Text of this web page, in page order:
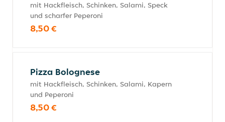
mit Hackfleisch, Schinken, Salami, Speck
und scharfer Peperoni
8,50 €
Pizza Bolognese
mit Hackfleisch, Schinken, Salami, Kapern
und Peperoni
8,50 €